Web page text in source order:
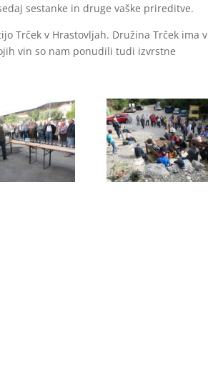
sestanke in druge vaške prireditve.
Trček v Hrastovljah. Družina Trček ima v
vin so nam ponudili tudi izvrstne